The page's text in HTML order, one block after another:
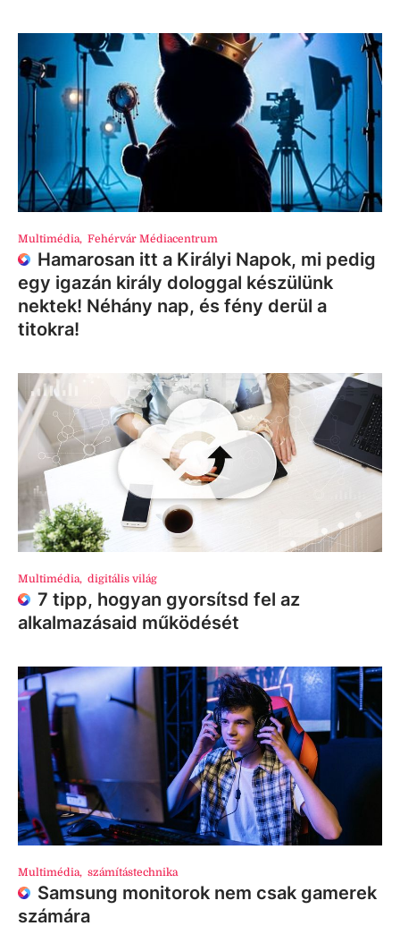
Multimédia, Fehérvár Médiacentrum
Hamarosan itt a Királyi Napok, mi pedig
egy igazán király dologgal készülünk
nektek! Néhány nap, és fény derül a
titokra!
Multimédia, digitális világ
7 tipp, hogyan gyorsítsd fel az
alkalmazásaid működését
Multimédia, számítástechnika
Samsung monitorok nem csak gamerek
számára